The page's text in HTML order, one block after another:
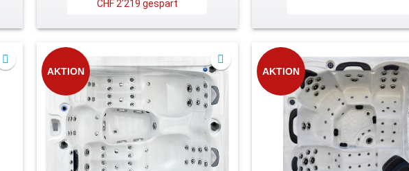
CHF 2'219 gespart
AKTION AKTION